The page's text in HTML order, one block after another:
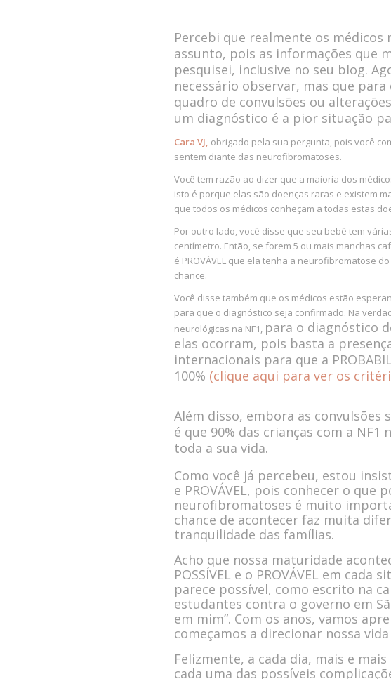
Percebi que realmente os
assunto, pois as informações que
pesquisei, inclusive no seu blog.
necessário observar, mas que
quadro de convulsões ou
um diagnóstico é a pior situação
Cara VJ, obrigado pela sua pergunta, pois você
sentem diante das neurofibromatoses.
Você tem razão ao dizer que a maioria dos
isto é porque elas são doenças raras e existem
que todos os médicos conheçam a todas estas
Por outro lado, você disse que seu bebê tem
centímetro. Então, se forem 5 ou mais manchas
é PROVÁVEL que ela tenha a neurofibromatose
chance.
Você disse também que os médicos estão
para que o diagnóstico seja confirmado. Na
neurológicas na NF1, para o diagnóstico
elas ocorram, pois basta a
internacionais para que a
100% (clique aqui para ver os
Além disso, embora as convulsões
é que 90% das crianças com a
toda a sua vida.
Como você já percebeu, estou
e PROVÁVEL, pois conhecer o que
neurofibromatoses é muito
chance de acontecer faz muita
tranquilidade das famílias.
Acho que nossa maturidade
POSSÍVEL e o PROVÁVEL em
parece possível, como escrito na
estudantes contra o governo em
em mim”. Com os anos, vamos
começamos a direcionar nossa
Felizmente, a cada dia, mais e
cada uma das possíveis